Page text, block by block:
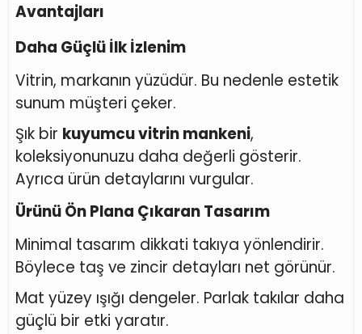
Avantajları
Daha Güçlü İlk İzlenim
Vitrin, markanın yüzüdür. Bu nedenle estetik
sunum müşteri çeker.
Şık bir kuyumcu vitrin mankeni,
koleksiyonunuzu daha değerli gösterir.
Ayrıca ürün detaylarını vurgular.
Ürünü Ön Plana Çıkaran Tasarım
Minimal tasarım dikkati takıya yönlendirir.
Böylece taş ve zincir detayları net görünür.
Mat yüzey ışığı dengeler. Parlak takılar daha
güçlü bir etki yaratır.